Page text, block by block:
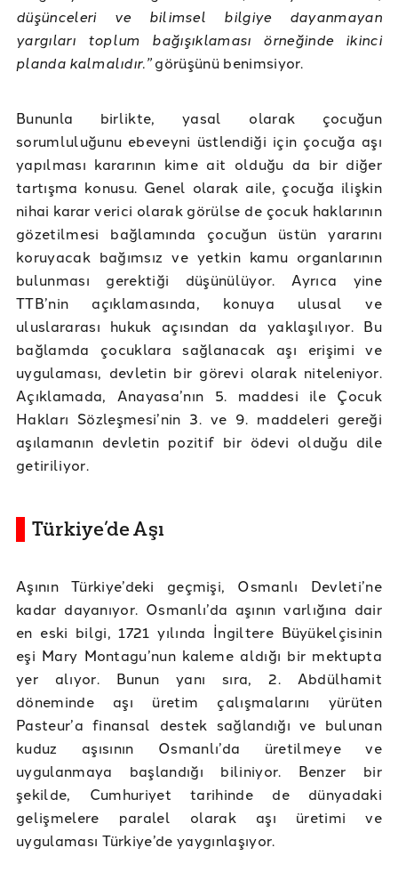
düşünceleri ve bilimsel bilgiye dayanmayan
yargıları toplum bağışıklaması örneğinde ikinci
planda kalmalıdır.”görüşünü benimsiyor.
Bununla birlikte, yasal olarak çocuğun
sorumluluğunu ebeveyni üstlendiği için çocuğa aşı
yapılması kararının kime ait olduğu da bir diğer
tartışma konusu. Genel olarak aile, çocuğa ilişkin
nihai karar verici olarak görülse de çocuk haklarının
gözetilmesi bağlamında çocuğun üstün yararını
koruyacak bağımsız ve yetkin kamu organlarının
bulunması gerektiği düşünülüyor. Ayrıca yine
TTB’nin açıklamasında, konuya ulusal ve
uluslararası hukuk açısından da yaklaşılıyor. Bu
bağlamda çocuklara sağlanacak aşı erişimi ve
uygulaması, devletin bir görevi olarak niteleniyor.
Açıklamada, Anayasa’nın 5. maddesi ile Çocuk
Hakları Sözleşmesi’nin 3. ve 9. maddeleri gereği
aşılamanın devletin pozitif bir ödevi olduğu dile
getiriliyor.
Türkiye’de Aşı
Aşının Türkiye’deki geçmişi, Osmanlı Devleti’ne
kadar dayanıyor. Osmanlı’da aşının varlığına dair
en eski bilgi, 1721 yılında İngiltere Büyükelçisinin
eşi Mary Montagu’nun kaleme aldığı bir mektupta
yer alıyor. Bunun yanı sıra, 2. Abdülhamit
döneminde aşı üretim çalışmalarını yürüten
Pasteur’a finansal destek sağlandığı ve bulunan
kuduz aşısının Osmanlı’da üretilmeye ve
uygulanmaya başlandığı biliniyor. Benzer bir
şekilde, Cumhuriyet tarihinde de dünyadaki
gelişmelere paralel olarak aşı üretimi ve
uygulaması Türkiye’de yaygınlaşıyor.